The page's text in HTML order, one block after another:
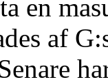
en
af